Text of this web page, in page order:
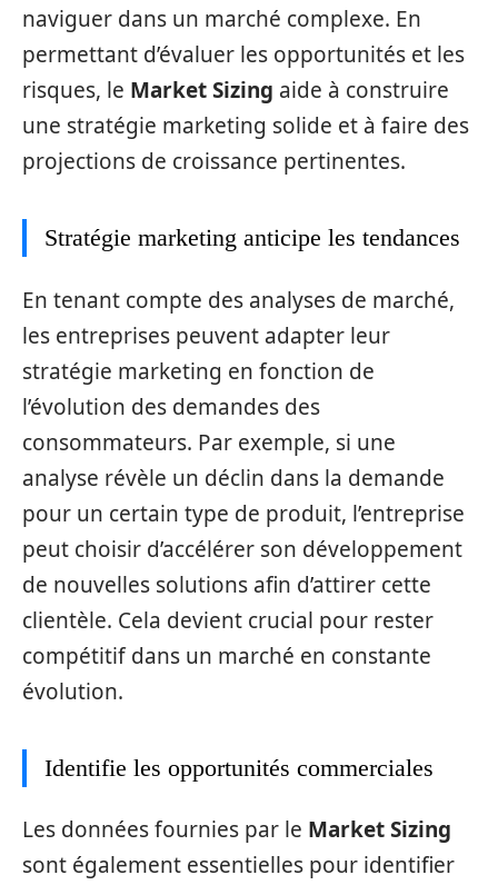
naviguer dans un marché complexe. En
permettant d’évaluer les opportunités et les
risques, le Market Sizing aide à construire
une stratégie marketing solide et à faire des
projections de croissance pertinentes.
Stratégie marketing anticipe les tendances
En tenant compte des analyses de marché,
les entreprises peuvent adapter leur
stratégie marketing en fonction de
l’évolution des demandes des
consommateurs. Par exemple, si une
analyse révèle un déclin dans la demande
pour un certain type de produit, l’entreprise
peut choisir d’accélérer son développement
de nouvelles solutions afin d’attirer cette
clientèle. Cela devient crucial pour rester
compétitif dans un marché en constante
évolution.
Identifie les opportunités commerciales
Les données fournies par le Market Sizing
sont également essentielles pour identifier